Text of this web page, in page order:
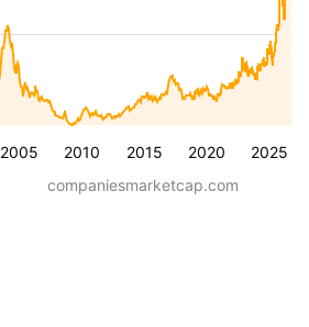
2005 2010 2015 2020 2025
companiesmarketcap.com